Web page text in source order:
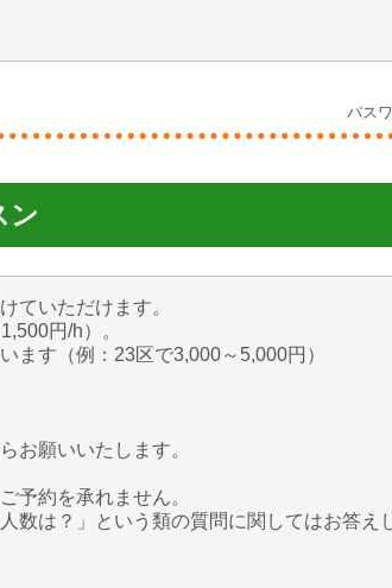
パス
ン
ていただけます。
円/h）。
ます（例：23区で3,000～5,000円）
お願いいたします。
予約を承れません。
数は？」という類の質問に関してはお答え